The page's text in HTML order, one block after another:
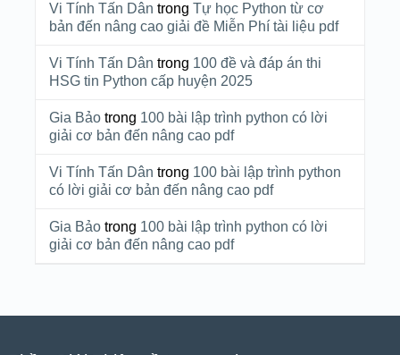
Vi Tính Tấn Dân trong Tự học Python từ cơ
bản đến nâng cao giải đề Miễn Phí tài liệu pdf
Vi Tính Tấn Dân trong 100 đề và đáp án thi
HSG tin Python cấp huyện 2025
Gia Bảotrong 100 bài lập trình python có lời
giải cơ bản đến nâng cao pdf
Vi Tính Tấn Dân trong 100 bài lập trình python
có lời giải cơ bản đến nâng cao pdf
Gia Bảotrong 100 bài lập trình python có lời
giải cơ bản đến nâng cao pdf